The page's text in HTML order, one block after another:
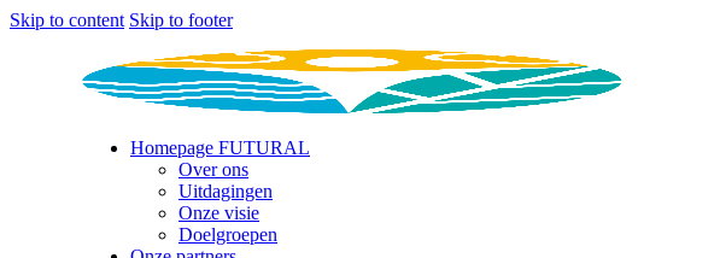
Skip to content Skip to footer
Homepage FUTURAL
Over ons
Uitdagingen
Onze visie
Doelgroepen